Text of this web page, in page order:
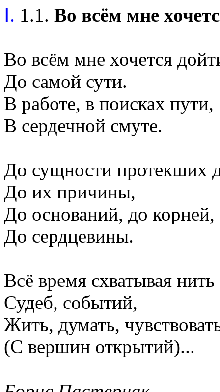
Ⅰ. 1.1. Во всём мне
Во всём мне хочется
До самой сути.
В работе, в поисках пути,
В сердечной смуте.
До сущности протекших
До их причины,
До оснований, до корней,
До сердцевины.
Всё время схватывая нить
Судеб, событий,
Жить, думать,
(С вершин открытий)...